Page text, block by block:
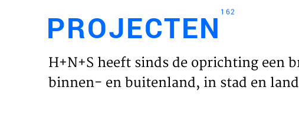
HOME
PROJECTEN 162
H+N+S heeft sinds de oprichting een
binnen- en buitenland, in stad en